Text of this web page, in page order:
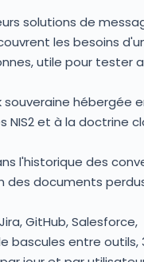
solutions de
les besoins
utile pour tester
hébergée
NIS2 et à la doctrine
l'historique des
des documents
GitHub, Salesforce,
bascules entre outils,